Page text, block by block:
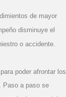
de mayor
disminuye el
o accidente.
poder afrontar los
Paso a paso se